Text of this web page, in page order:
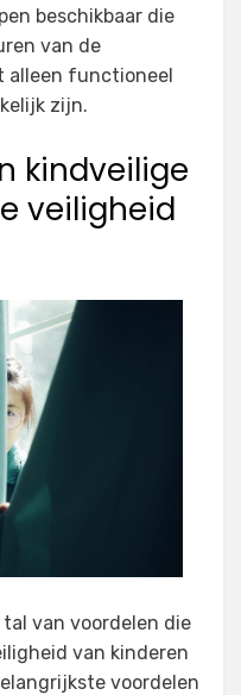
beschikbaar die
van de
alleen functioneel
zijn.
kindveilige
veiligheid
van voordelen die
van kinderen
voordelen